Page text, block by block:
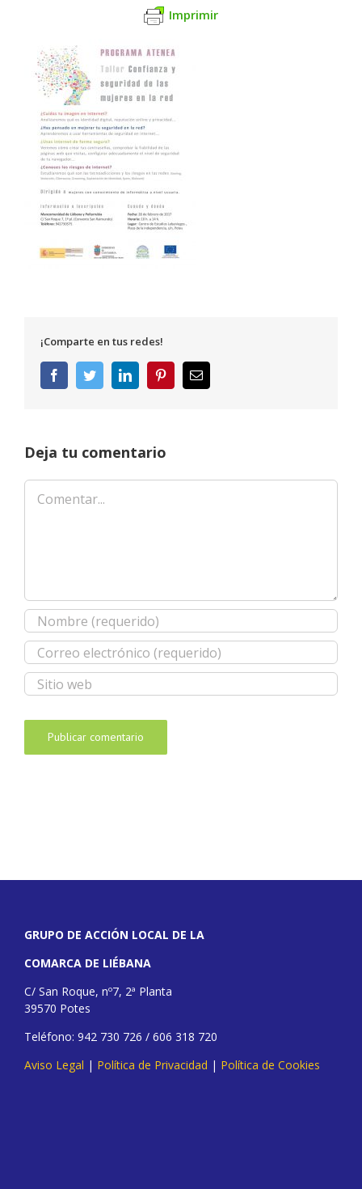
Imprimir
¡Comparte en tus redes!
FacebookTwitterLinkedInPinterestCorreo
electrónico
Deja tu comentario
Comentar
GRUPO DE ACCIÓN LOCAL DE LA
COMARCA DE LIÉBANA
C/ San Roque, nº7, 2ª Planta
39570 Potes
Teléfono: 942 730 726 / 606 318 720
Aviso Legal | Política de Privacidad | Política de Cookies